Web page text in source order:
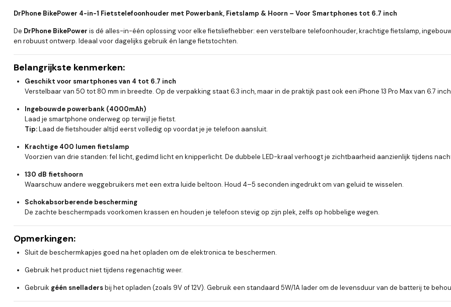
DrPhone BikePower 4-in-1 Fietstelefoonhouder met Powerbank, Fietslamp & Hoorn – Voor Smartphones tot 6.7 inch
De DrPhone BikePower is dé alles-in-één oplossing voor elke fietsliefhebber: een verstelbare telefoonhouder, krachtige fietslamp,
en robuust ontwerp. Ideaal voor dagelijks gebruik én lange fietstochten.
Belangrijkste kenmerken:
Geschikt voor smartphones van 4 tot 6.7 inch
Verstelbaar van 50 tot 80 mm in breedte. Op de verpakking staat 6.3 inch, maar in de praktijk past ook een iPhone 13 Pro Max van 6.7
Ingebouwde powerbank (4000mAh)
Laad je smartphone onderweg op terwijl je fietst.
Tip:Laad de fietshouder altijd eerst volledig op voordat je je telefoon aansluit.
Krachtige 400 lumen fietslamp
Voorzien van drie standen: fel licht, gedimd licht en knipperlicht. De dubbele LED-kraal verhoogt je zichtbaarheid aanzienlijk tijdens
130 dB fietshoorn
Waarschuw andere weggebruikers met een extra luide beltoon. Houd 4–5 seconden ingedrukt om van geluid te wisselen.
Schokabsorberende bescherming
De zachte beschermpads voorkomen krassen en houden je telefoon stevig op zijn plek, zelfs op hobbelige wegen.
Opmerkingen:
Sluit de beschermkapjes goed na het opladen om de elektronica te beschermen.
Gebruik het product niet tijdens regenachtig weer.
Gebruik géén snelladersbij het opladen (zoals 9V of 12V). Gebruik een standaard 5W/1A lader om de levensduur van de batterij te